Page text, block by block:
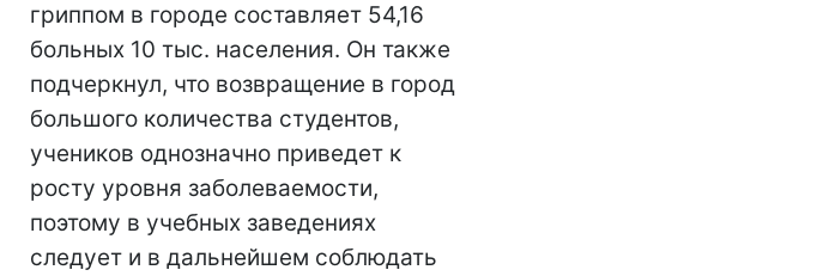
гриппом в городе составляет 54,16
больных 10 тыс. населения. Он также
подчеркнул, что возвращение в город
большого количества студентов,
учеников однозначно приведет к
росту уровня заболеваемости,
поэтому в учебных заведениях
следует и в дальнейшем соблюдать